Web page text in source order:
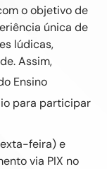
o objetivo de
única de
lúdicas,
Assim,
Ensino
para participar
feira) e
via PIX no